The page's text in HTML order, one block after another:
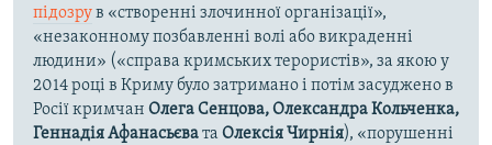
підозрув «створенні злочинної організації»,
«незаконному позбавленні волі або викраденні
людини» («справа кримських терористів», за якою у
2014 році в Криму було затримано і потім засуджено в
Росії кримчан Олега Сенцова, Олександра Кольченка,
Геннадія Афанасьєвата Олексія Чирнія), «порушенні